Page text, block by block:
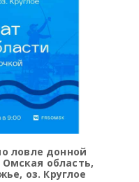
ловле донной
Омская область,
оз. Круглое